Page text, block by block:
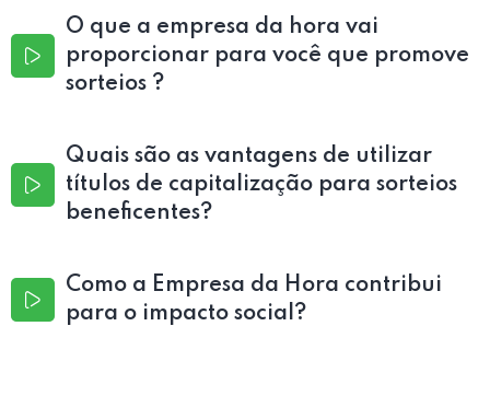
O que a empresa da hora vai
proporcionar para você que promove
sorteios ?
Quais são as vantagens de utilizar
títulos de capitalização para sorteios
beneficentes?
Como a Empresa da Hora contribui
para o impacto social?